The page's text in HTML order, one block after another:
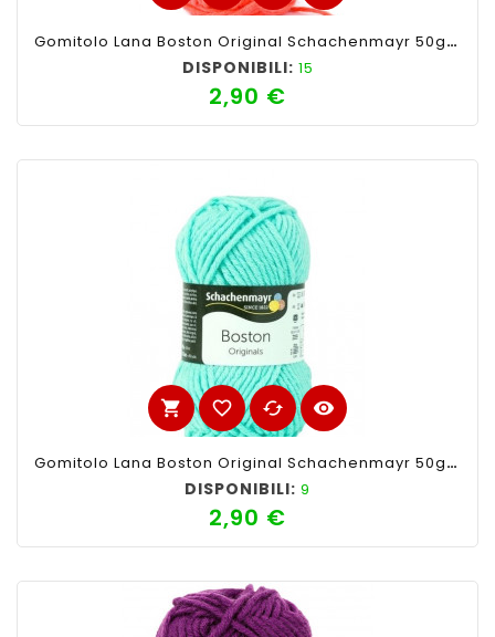
Gomitolo Lana Boston Original Schachenmayr 50gr,Salmone 133
DISPONIBILI: 15
2,90 €
shopping_cart favorite_border cached visibility
Gomitolo Lana Boston Original Schachenmayr 50gr,Tiffany 066
DISPONIBILI: 9
2,90 €